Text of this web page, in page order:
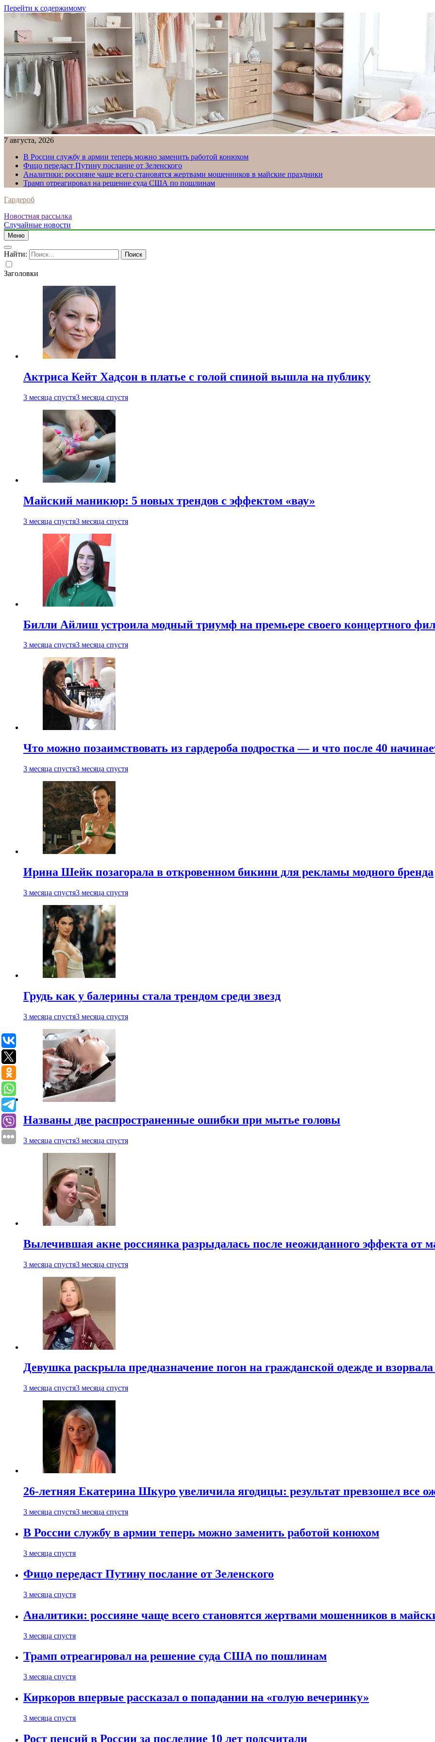
Перейти к содержимому
7 августа, 2026
В России службу в армии теперь можно заменить работой конюхом
Фицо передаст Путину послание от Зеленского
Аналитики: россияне чаще всего становятся жертвами мошенников в майские праздники
Трамп отреагировал на решение суда США по пошлинам
Гардероб
Новостная рассылка
Случайные новости
Меню
Найти:
Заголовки
Актриса Кейт Хадсон в платье с голой спиной вышла на публику
3 месяца спустя3 месяца спустя
Майский маникюр: 5 новых трендов с эффектом «вау»
3 месяца спустя3 месяца спустя
Билли Айлиш устроила модный триумф на премьере своего концертного
3 месяца спустя3 месяца спустя
Что можно позаимствовать из гардероба подростка — и что после 40
3 месяца спустя3 месяца спустя
Ирина Шейк позагорала в откровенном бикини для рекламы модного бренда
3 месяца спустя3 месяца спустя
Грудь как у балерины стала трендом среди звезд
3 месяца спустя3 месяца спустя
Названы две распространенные ошибки при мытье головы
3 месяца спустя3 месяца спустя
Вылечившая акне россиянка разрыдалась после неожиданного эффекта от
3 месяца спустя3 месяца спустя
Девушка раскрыла предназначение погон на гражданской одежде и взорвала
3 месяца спустя3 месяца спустя
26-летняя Екатерина Шкуро увеличила ягодицы: результат превзошел все
3 месяца спустя3 месяца спустя
В России службу в армии теперь можно заменить работой конюхом
3 месяца спустя
Фицо передаст Путину послание от Зеленского
3 месяца спустя
Аналитики: россияне чаще всего становятся жертвами мошенников в
3 месяца спустя
Трамп отреагировал на решение суда США по пошлинам
3 месяца спустя
Киркоров впервые рассказал о попадании на «голую вечеринку»
3 месяца спустя
Рост пенсий в России за последние 10 лет подсчитали